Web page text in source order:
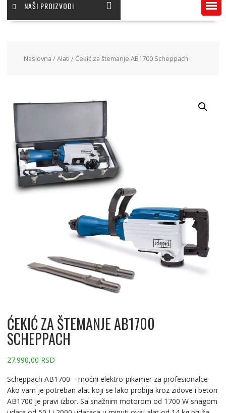
NAŠI PROIZVODI
Naslovna /Alati / Ćekić za štemanje AB1700 Scheppach
ĆEKIĆ ZA ŠTEMANJE AB1700
SCHEPPACH
27.990,00 RSD
Scheppach AB1700 – moćni elektro-pikamer za profesionalce
Ako vam je potreban alat koji se lako probija kroz zidove i beton
AB1700 je pravi izbor. Sa snažnim motorom od 1700 W snagom